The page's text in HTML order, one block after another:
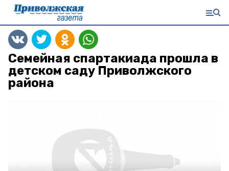
Семейная спартакиада прошла в
детском саду Приволжского
района